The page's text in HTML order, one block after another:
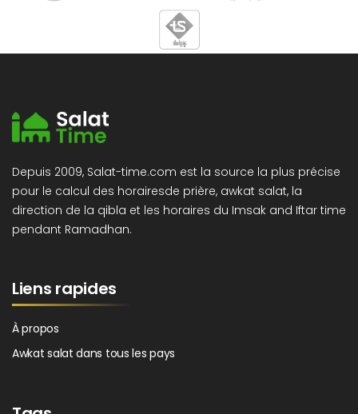
Depuis 2009, Salat-time.com est la source la plus précise
pour le calcul des horairesde prière, awkat salat, la
direction de la qibla et les horaires du Imsak and Iftar time
pendant Ramadhan.
Liens rapides
À propos
Awkat salat dans tous les pays